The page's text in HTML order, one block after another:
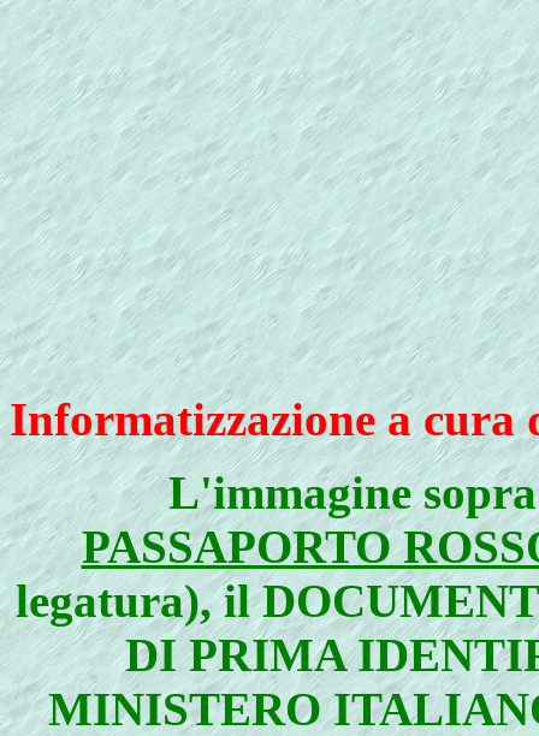
Informatizzazione a
L'immagine
PASSAPORTO
legatura), il
DI PRIMA
MINISTERO